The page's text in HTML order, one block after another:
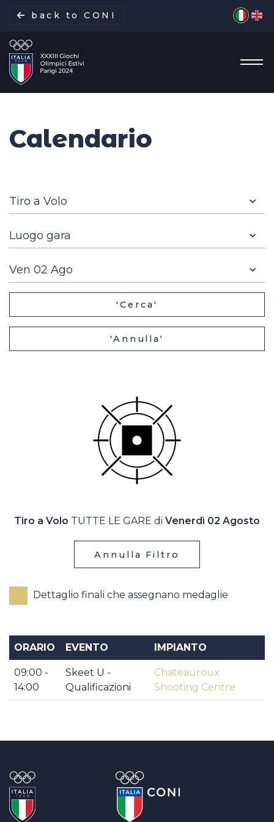
back to CONI
La missione
Discipline
Gare
Casa Italia
News
Media
Calendario
'Cerca'
'Annulla'
Tiro a Volo TUTTE LE GARE di Venerdì 02 Agosto
Annulla Filtro
Dettaglio finali che assegnano medaglie
ORARIO EVENTO IMPIANTO
09:00 -
14:00
Skeet U -
Qualificazioni
Chateauroux
Shooting Centre